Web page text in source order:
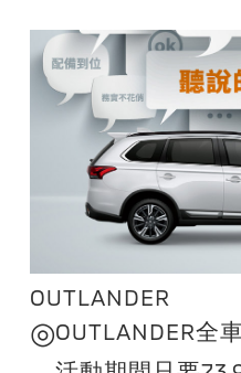
技隨行大禮包
利，安全再升級!
OUTLANDER
◎OUTLANDER全